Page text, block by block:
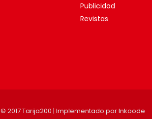
Publicidad
Revistas
© 2017 Tarija200 | Implementado porInkoode